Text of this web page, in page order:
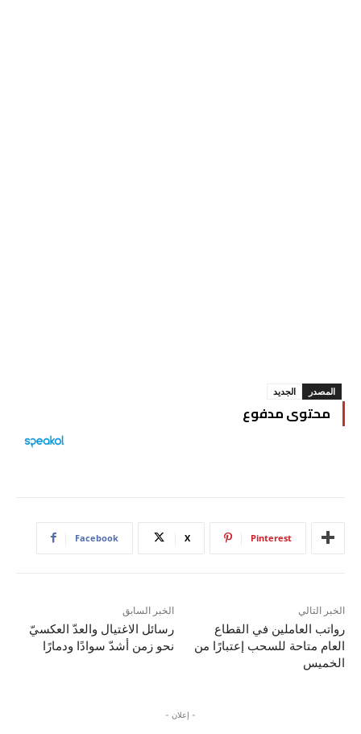
المصدر الجديد
محتوى مدفوع
Facebook X Pinterest
الخبر السابق
رسائل الاغتيال والعدّ العكسيّ
نحو زمن أشدّ سوادًا ودمارًا
الخبر التالي
رواتب العاملين في القطاع
العام متاحة للسحب إعتبارًا من
الخميس
- إعلان -